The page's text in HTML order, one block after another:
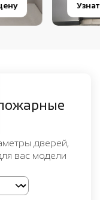
дверей,
вас модели